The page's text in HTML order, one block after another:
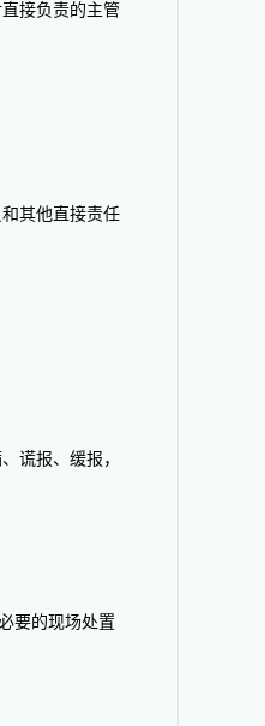
接负责的主管
其他直接责任
谎报、缓报，
要的现场处置